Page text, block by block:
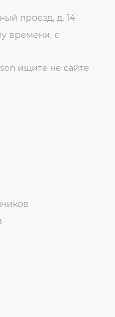
проезд, д. 14
времени, с
ищите не сайте